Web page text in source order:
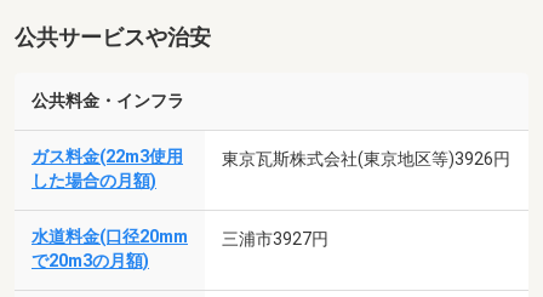
公共サービスや治安
公共料金・インフラ
ガス料金(22m3使用
した場合の月額)
東京瓦斯株式会社(東京地区等)3926円
水道料金(口径20mm
で20m3の月額)
三浦市3927円